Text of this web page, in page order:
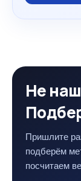
Не
Пришлите
подберём
посчитаем